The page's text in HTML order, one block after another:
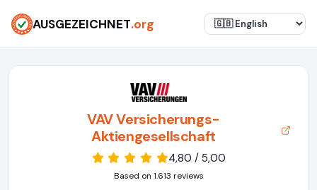
AUSGEZEICHNET.org
VAV Versicherungs-
Aktiengesellschaft
4,80 / 5,00
Based on 1.613 reviews